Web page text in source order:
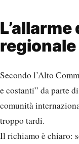
regionale
Secondo l’Alto
e costanti” da parte
comunità
troppo tardi.
Il richiamo è chiaro: